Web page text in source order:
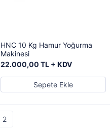
HNC 10 Kg Hamur Yoğurma
Makinesi
22.000,00 TL + KDV
Sepete Ekle
2